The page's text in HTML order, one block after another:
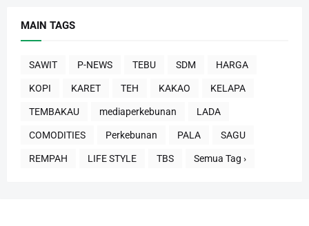
MAIN TAGS
SAWIT P-NEWS TEBU SDM HARGA
KOPI KARET TEH KAKAO KELAPA
TEMBAKAU mediaperkebunan LADA
COMODITIES Perkebunan PALA SAGU
REMPAH LIFE STYLE TBS Semua Tag ›